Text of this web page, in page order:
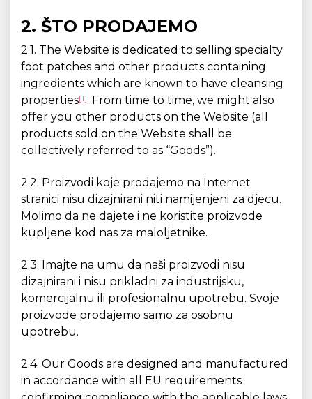
2. ŠTO PRODAJEMO
2.1. The Website is dedicated to selling specialty
foot patches and other products containing
ingredients which are known to have cleansing
properties[1]. From time to time, we might also
offer you other products on the Website (all
products sold on the Website shall be
collectively referred to as “Goods”).
2.2. Proizvodi koje prodajemo na Internet
stranici nisu dizajnirani niti namijenjeni za djecu.
Molimo da ne dajete i ne koristite proizvode
kupljene kod nas za maloljetnike.
2.3. Imajte na umu da naši proizvodi nisu
dizajnirani i nisu prikladni za industrijsku,
komercijalnu ili profesionalnu upotrebu. Svoje
proizvode prodajemo samo za osobnu
upotrebu.
2.4. Our Goods are designed and manufactured
in accordance with all EU requirements